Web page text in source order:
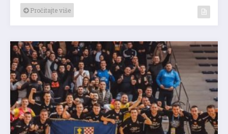
Pročitajte više